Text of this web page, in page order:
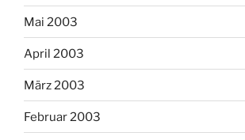
Mai 2003
April 2003
März 2003
Februar 2003